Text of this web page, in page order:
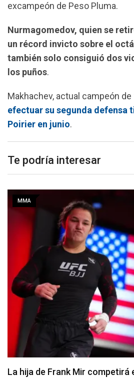
excampeón de Peso Pluma.
Nurmagomedov, quien se
un récord invicto sobre el
también solo consiguió dos
los puños.
Makhachev, actual campeón de
efectuar su segunda defensa
Poirier en junio.
Te podría interesar
MMA
La hija de Frank Mir competirá